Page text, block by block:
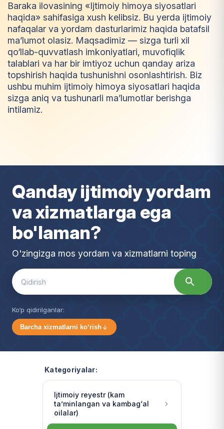
Baraka ilovasining «Ijtimoiy himoya siyosatlari
haqida» sahifasiga xush kelibsiz. Bu yerda ijtimoiy
nafaqalar va yordam dasturlarimiz haqida batafsil
ma’lumot olasiz. Maqsadimiz — sizga turli xil
qo‘llab-quvvatlash imkoniyatlari, muvofiqlik
talablari va har bir imtiyoz uchun qanday ariza
topshirish haqida tushunishni osonlashtirish. Biz
ushbu muhim ijtimoiy himoya siyosatlari haqida
sizga aniq va tushunarli ma’lumotlar berishga
intilamiz.
mtiy oz
Qanday ijtimoiy yordam
va xizmatlarga ega
bo'laman?
O'zingizga mos yordam va xizmatlarni toping
Search
for:
Ko‘p qidirilganlar:
Barcha xizmatlarni ko‘rish
Kategoriyalar:
Ijtimoiy reyestr (kam
ta’minlangan va kambag‘al
oilalar)